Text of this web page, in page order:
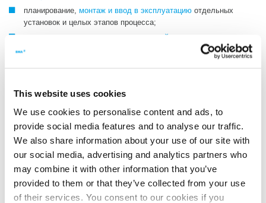
This website uses cookies
We use cookies to personalise content and ads, to
provide social media features and to analyse our traffic.
We also share information about your use of our site with
our social media, advertising and analytics partners who
may combine it with other information that you’ve
provided to them or that they’ve collected from your use
of their services. You consent to our cookies if you
планирование, монтаж и ввод в эксплуатацию отдельных
установок и целых этапов процесса;
услуги по оказанию технического содействия и прочие
консультации;